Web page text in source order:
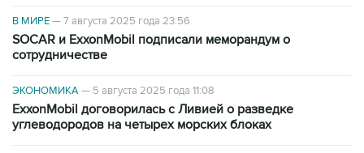
В МИРЕ—7 августа 2025 года 23:56
SOCAR и ExxonMobil подписали меморандум о
сотрудничестве
ЭКОНОМИКА— 5 августа 2025 года 11:08
ExxonMobil договорилась с Ливией о разведке
углеводородов на четырех морских блоках